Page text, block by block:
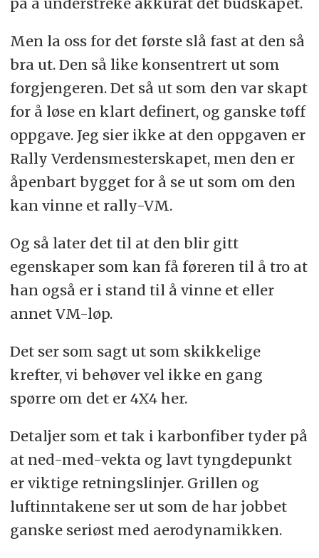
Men la oss for det første slå fast at den så
bra ut. Den så like konsentrert ut som
forgjengeren. Det så ut som den var skapt
for å løse en klart definert, og ganske tøff
oppgave. Jeg sier ikke at den oppgaven er
Rally Verdensmesterskapet, men den er
åpenbart bygget for å se ut som om den
kan vinne et rally-VM.
Og så later det til at den blir gitt
egenskaper som kan få føreren til å tro at
han også er i stand til å vinne et eller
annet VM-løp.
Det ser som sagt ut som skikkelige
krefter, vi behøver vel ikke en gang
spørre om det er 4X4 her.
Detaljer som et tak i karbonfiber tyder på
at ned-med-vekta og lavt tyngdepunkt
er viktige retningslinjer. Grillen og
luftinntakene ser ut som de har jobbet
ganske seriøst med aerodynamikken.